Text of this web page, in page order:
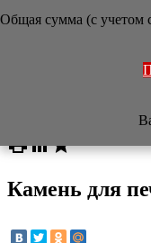
ПЕЧАТИ
ТОВАРЫ ИЗ
Печати

Камень для
Общая сумма (с учетом